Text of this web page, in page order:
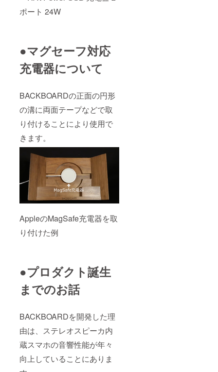
ポート 24W
●マグセーフ対応
充電器について
BACKBOARDの正面の円形
の溝に両面テープなどで取
り付けることにより使用で
きます。
AppleのMagSafe充電器を取
り付けた例
●プロダクト誕生
までのお話
BACKBOARDを開発した理
由は、ステレオスピーカ内
蔵スマホの音響性能が年々
向上していることにありま